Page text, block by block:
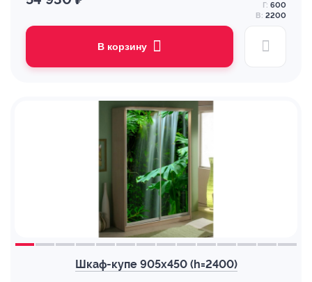
Г: 600
В: 2200
В корзину
Шкаф-купе 905х450 (h=2400)